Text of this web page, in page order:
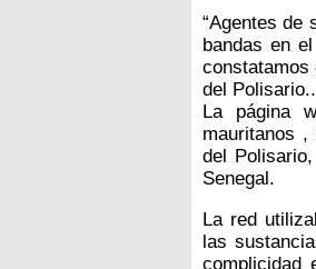
“Agentes de
bandas en
constatamos
del
La página
mauritanos ,
del
Senegal.
La red
las
complicidad